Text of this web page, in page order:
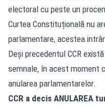
electoral cu peste un
Curtea Constituțională nu
parlamentare, acestea
Deși precedentul CCR
semnale, în acest moment
anularea parlamentarelor.
CCR a decis ANULAREA